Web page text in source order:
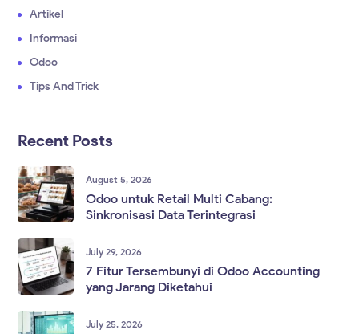
Artikel
Informasi
Odoo
Tips And Trick
Recent Posts
August 5, 2026
Odoo untuk Retail Multi Cabang:
Sinkronisasi Data Terintegrasi
July 29, 2026
7 Fitur Tersembunyi di Odoo Accounting
yang Jarang Diketahui
July 25, 2026